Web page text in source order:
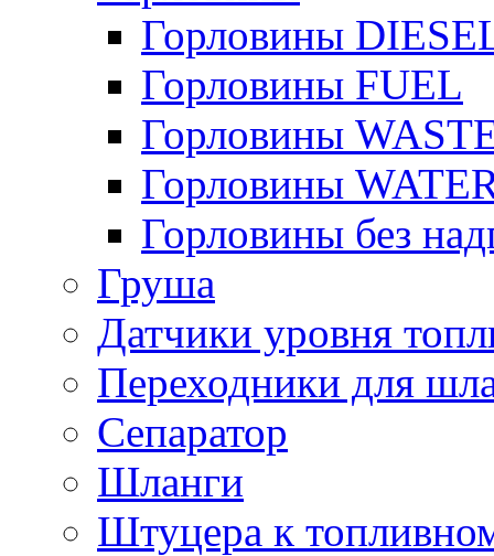
Горловины
Горловины FUEL
Горловины
Горловины
Горловины без
Груша
Датчики уровня
Переходники для
Сепаратор
Шланги
Штуцера к